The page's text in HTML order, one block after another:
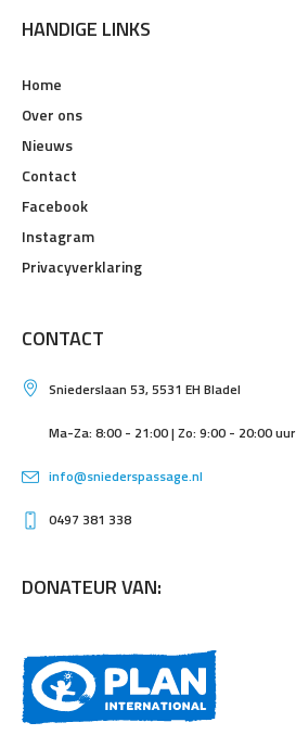
HANDIGE LINKS
Home
Over ons
Nieuws
Contact
Facebook
Instagram
Privacyverklaring
CONTACT
Sniederslaan 53, 5531 EH Bladel
Ma-Za: 8:00 - 21:00 | Zo: 9:00 - 20:00 uur
info@sniederspassage.nl
0497 381 338
DONATEUR VAN: